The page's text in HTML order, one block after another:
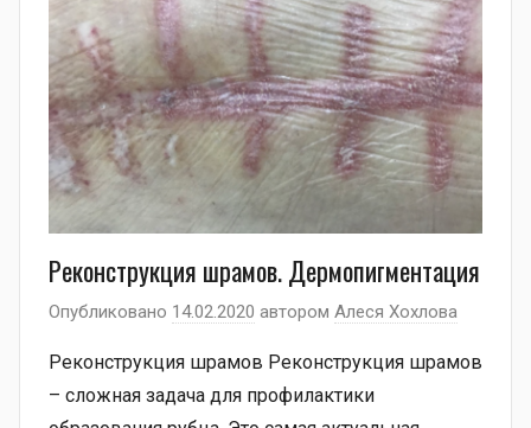
Реконструкция шрамов. Дермопигментация
Опубликовано 14.02.2020 автором Алеся Хохлова
Реконструкция шрамов Реконструкция шрамов
– сложная задача для профилактики